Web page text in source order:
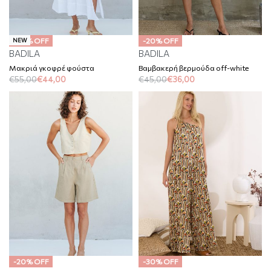
NEW
-20% OFF
BADILA
Μακριά γκοφρέ φούστα
€55,00€44,00
-20% OFF
BADILA
Βαμβακερή βερμούδα off-white
€45,00€36,00
-20% OFF -30% OFF